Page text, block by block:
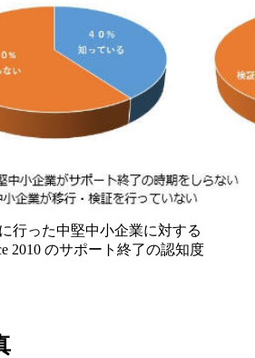
行った中堅中小企業に対する
2010 のサポート終了の認知度